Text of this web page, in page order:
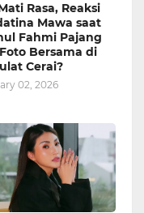
Rasa, Reaksi
Mawa saat
Fahmi Pajang
Bersama di
Cerai?
02, 2026